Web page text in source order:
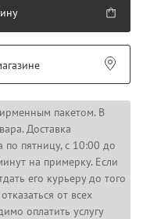
пакетом. В
Доставка
по пятницу, с 10:00 до
на примерку. Если
его курьеру до того
от всех
оплатить услугу